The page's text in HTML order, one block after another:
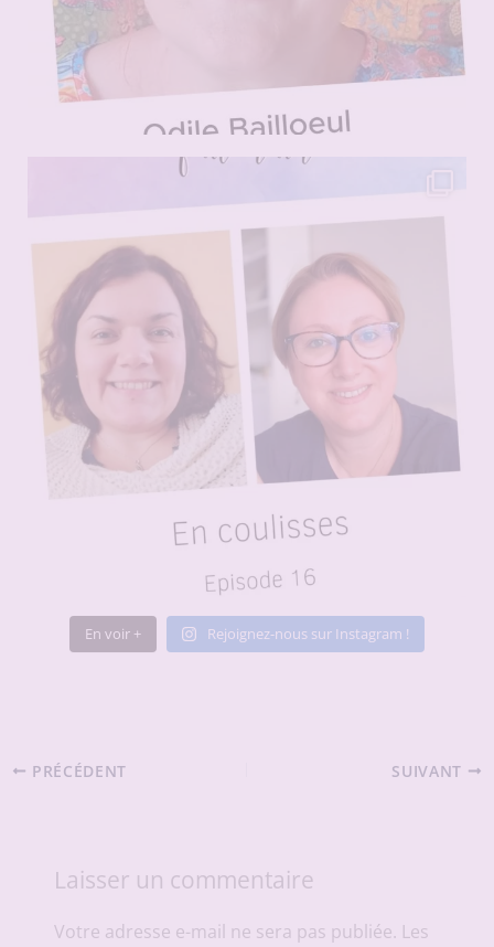
En voir + Rejoignez-nous sur Instagram !
PRÉCÉDENT SUIVANT
Laisser un commentaire
Votre adresse e-mail ne sera pas publiée. Les